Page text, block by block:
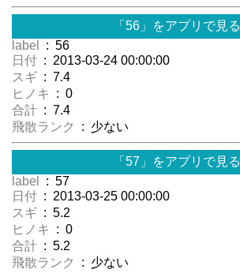
「56」をアプリで見る
label
: 56
日付 : 2013-03-24 00:00:00
スギ : 7.4
ヒノキ
: 0
合計 : 7.4
飛散ランク
: 少ない
「57」をアプリで見る
label
: 57
日付 : 2013-03-25 00:00:00
スギ : 5.2
ヒノキ
: 0
合計 : 5.2
飛散ランク
: 少ない